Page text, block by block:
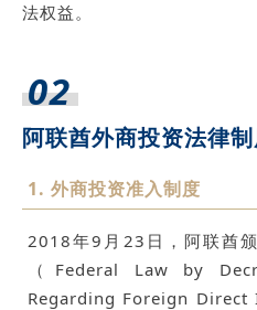
法权益。
02
阿联酋外商投资法律
1. 外商投资准入制度
2018年9月23日，阿联酋
（Federal Law by
Regarding Foreign Direct